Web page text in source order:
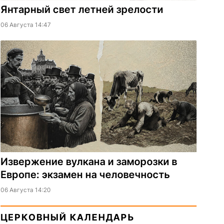
Янтарный свет летней зрелости
06 Августа 14:47
Извержение вулкана и заморозки в
Европе: экзамен на человечность
06 Августа 14:20
ЦЕРКОВНЫЙ КАЛЕНДАРЬ